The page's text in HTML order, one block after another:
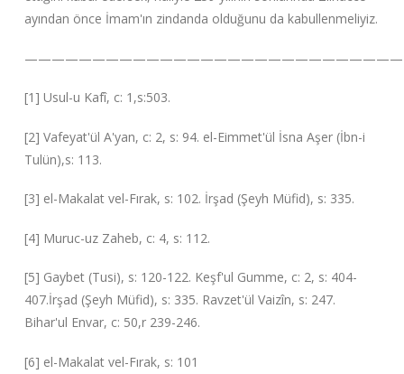
ayından önce İmam'ın zindanda olduğunu da kabullenmeliyiz.
[1] Usul-u Kafî, c: 1,s:503.
[2] Vafeyat'ül A'yan, c: 2, s: 94. el-Eimmet'ül İsna Aşer (İbn-i
Tulün),s: 113.
[3] el-Makalat vel-Fırak, s: 102. İrşad (Şeyh Müfid), s: 335.
[4] Muruc-uz Zaheb, c: 4, s: 112.
[5] Gaybet (Tusi), s: 120-122. Keşf'ul Gumme, c: 2, s: 404-
407.İrşad (Şeyh Müfid), s: 335. Ravzet'ül Vaizîn, s: 247.
Bihar'ul Envar, c: 50,r 239-246.
[6] el-Makalat vel-Fırak, s: 101